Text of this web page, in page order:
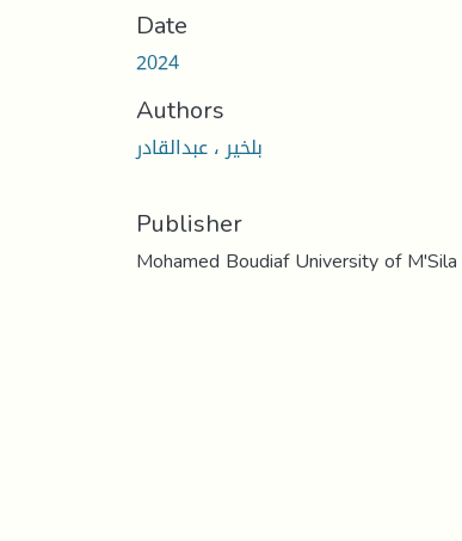
Date
2024
Authors
بلخير ، عبدالقادر
Publisher
Mohamed Boudiaf University of M'Sila